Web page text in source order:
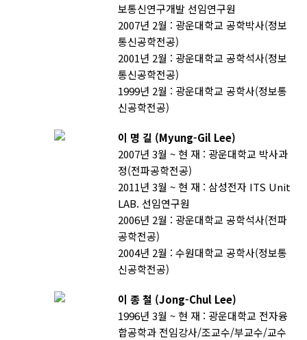
보통신연구개발 선임연구원
2007년 2월 : 광운대학교 공학박사(정보
통신공학전공)
2001년 2월 : 광운대학교 공학석사(정보
통신공학전공)
1999년 2월 : 광운대학교 공학사(정보통
신공학전공)
이 명 길 (Myung-Gil Lee)
2007년 3월 ~ 현 재 : 광운대학교 박사과
정(전파공학전공)
2011년 3월 ~ 현 재 : 삼성전자 ITS Unit
LAB. 선임연구원
2006년 2월 : 광운대학교 공학석사(전파
공학전공)
2004년 2월 : 수원대학교 공학사(정보통
신공학전공)
이 종 철 (Jong-Chul Lee)
1996년 3월 ~ 현 재 : 광운대학교 전자융
합공학과 전임강사/조교수/부교수/교수